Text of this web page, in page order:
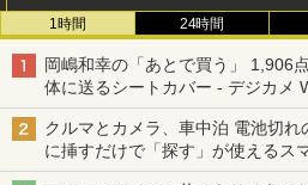
1時間 24時間
岡嶋和幸の「あとで買う」 1,906
体に送るシートカバー - デジカメ
クルマとカメラ、車中泊 電池切れ
に挿すだけで「探す」が使えるス